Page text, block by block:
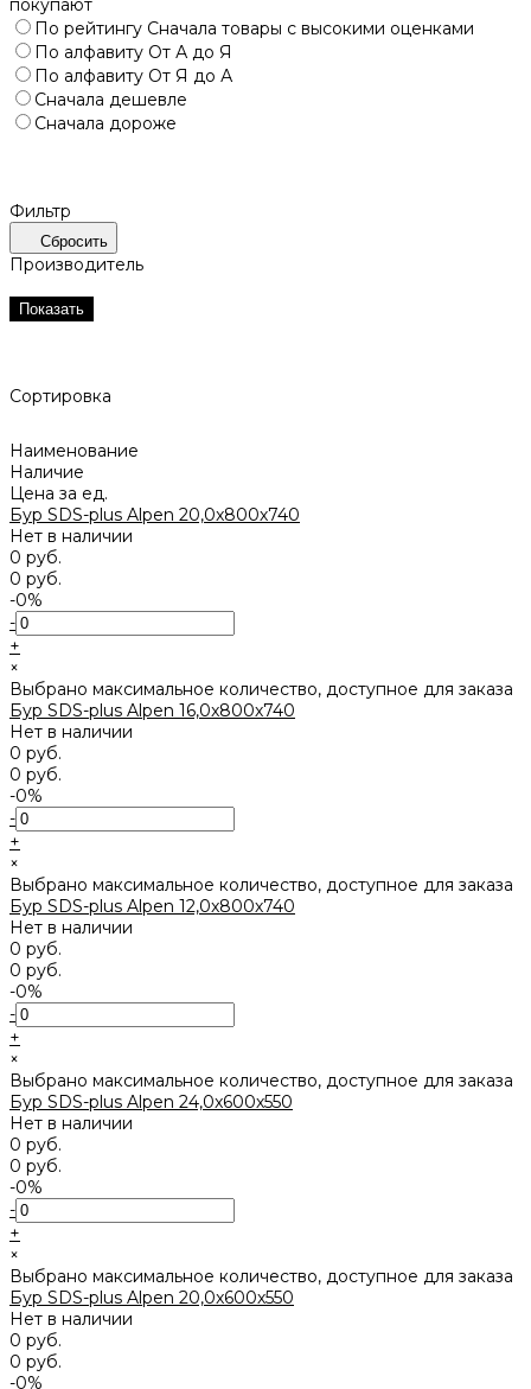
По рейтингу Сначала товары с высокими оценками
По алфавиту От А до Я
По алфавиту От Я до А
Сначала дешевле
Сначала дороже
Фильтр
Сбросить
Производитель
Показать
Сортировка
Наименование
Наличие
Цена за ед.
Бур SDS-plus Alpen 20,0x800х740
Нет в наличии
0 руб.
0 руб.
-0%
-
+
×
Выбрано максимальное количество, доступное для заказа
Бур SDS-plus Alpen 16,0x800х740
Нет в наличии
0 руб.
0 руб.
-0%
-
+
×
Выбрано максимальное количество, доступное для заказа
Бур SDS-plus Alpen 12,0x800х740
Нет в наличии
0 руб.
0 руб.
-0%
-
+
×
Выбрано максимальное количество, доступное для заказа
Бур SDS-plus Alpen 24,0x600х550
Нет в наличии
0 руб.
0 руб.
-0%
-
+
×
Выбрано максимальное количество, доступное для заказа
Бур SDS-plus Alpen 20,0x600х550
Нет в наличии
0 руб.
0 руб.
-0%